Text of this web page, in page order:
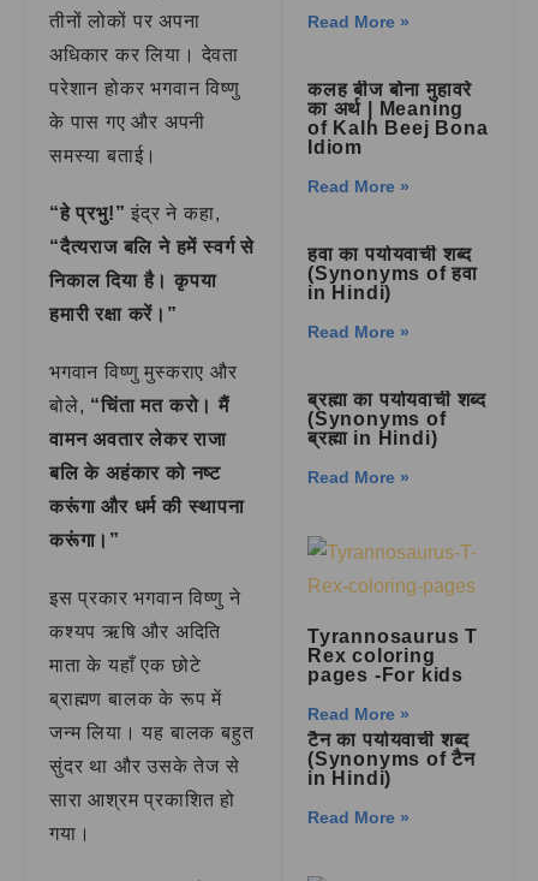
तीनों लोकों पर अपना
अधिकार कर लिया। देवता
परेशान होकर भगवान विष्णु
के पास गए और अपनी
समस्या बताई।
“हे प्रभु!” इंद्र ने कहा,
“दैत्यराज बलि ने हमें स्वर्ग से
निकाल दिया है। कृपया
हमारी रक्षा करें।”
भगवान विष्णु मुस्कराए और
बोले, “चिंता मत करो। मैं
वामन अवतार लेकर राजा
बलि के अहंकार को नष्ट
करूंगा और धर्म की स्थापना
करूंगा।”
इस प्रकार भगवान विष्णु ने
कश्यप ऋषि और अदिति
माता के यहाँ एक छोटे
ब्राह्मण बालक के रूप में
जन्म लिया। यह बालक बहुत
सुंदर था और उसके तेज से
सारा आश्रम प्रकाशित हो
गया।
Read More »
कलह बीज बोना मुहावरे
का अर्थ | Meaning
of Kalh Beej Bona
Idiom
Read More »
हवा का पर्यायवाची शब्द
(Synonyms of हवा
in Hindi)
Read More »
ब्रह्मा का पर्यायवाची शब्द
(Synonyms of
ब्रह्मा in Hindi)
Read More »
Tyrannosaurus T
Rex coloring
pages -For kids
Read More »
टैन का पर्यायवाची शब्द
(Synonyms of टैन
in Hindi)
Read More »